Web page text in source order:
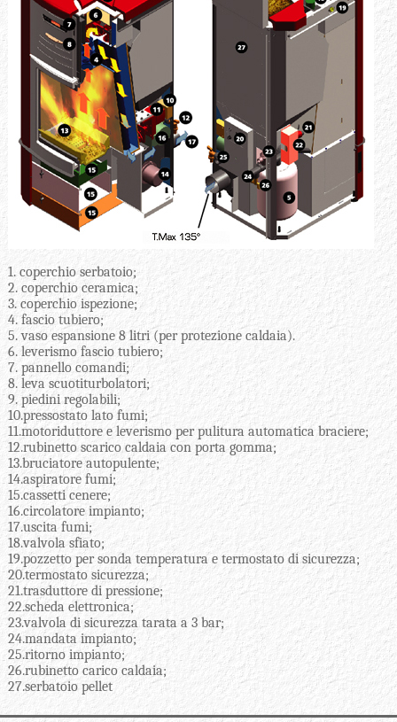
1. coperchio serbatoio;
2. coperchio ceramica;
3. coperchio ispezione;
4. fascio tubiero;
5. vaso espansione 8 litri (per protezione caldaia).
6. leverismo fascio tubiero;
7. pannello comandi;
8. leva scuotiturbolatori;
9. piedini regolabili;
10.pressostato lato fumi;
11.motoriduttore e leverismo per pulitura automatica braciere;
12.rubinetto scarico caldaia con porta gomma;
13.bruciatore autopulente;
14.aspiratore fumi;
15.cassetti cenere;
16.circolatore impianto;
17.uscita fumi;
18.valvola sfiato;
19.pozzetto per sonda temperatura e termostato di sicurezza;
20.termostato sicurezza;
21.trasduttore di pressione;
22.scheda elettronica;
23.valvola di sicurezza tarata a 3 bar;
24.mandata impianto;
25.ritorno impianto;
26.rubinetto carico caldaia;
27.serbatoio pellet